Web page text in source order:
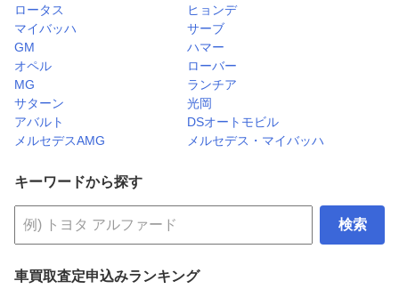
ロータス
ヒョンデ
マイバッハ
サーブ
GM
ハマー
オペル
ローバー
MG
ランチア
サターン
光岡
アバルト
DSオートモビル
メルセデスAMG
メルセデス・マイバッハ
キーワードから探す
検索
車買取査定申込みランキング